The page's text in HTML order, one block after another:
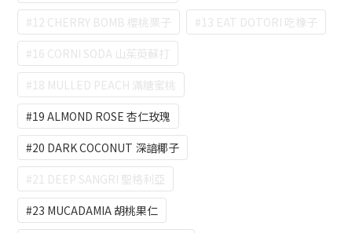
#12 CHERRY BOMB 櫻桃栗子
#13 EAT DOTORI 吃橡子
#16 CORNI SODA 山茱萸蘇打
#18 MULLED PEACH 滿糖蜜桃
#19 ALMOND ROSE 杏仁玫瑰
#20 DARK COCONUT 深諳椰子
#21 DEEP SANGRI 聖格利亞
#23 MUCADAMIA 胡桃果仁